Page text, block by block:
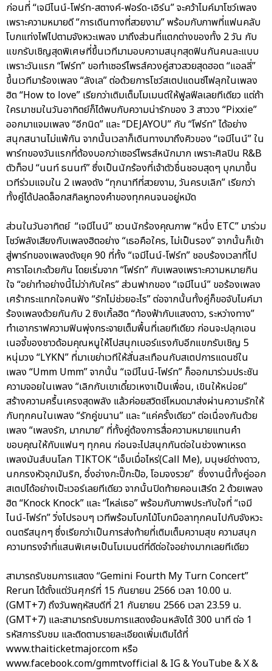
ก่อนที่ “เจมีไนน์-โฟร์ท-สตางค์-ฟอร์ด-เอิร์น” จะคว้าไมค์มาโชว์เพลง
เพราะความหมายดี “การเดินทางที่สวยงาม” พร้อมกับภาพที่แฟนคลับ
โบกแท่งไฟไปตามจังหวะเพลง มาถึงส่วนที่แตกต่างของทั้ง 2 วัน กับ
แขกรับเชิญสุดพิเศษที่ขึ้นเวทีมามอบความสนุกสุดฟินกันคนละแบบ
เพราะวันแรก “โฟร์ท” ขอทำเซอร์ไพรส์ควงคู่สาวสวยสุดฮอต “แอลลี่”
ขึ้นเวทีมาร้องเพลง “ลังเล” ต่อด้วยการโชว์สเตปแดนซ์ไฟลุกในเพลง
ฮิต “How to love” เรียกว่าเติมเต็มโมเมนต์ให้ฟูลฟีลเลยทีเดียว แต่ถ้า
ใครมาชมในวันอาทิตย์ก็ได้พบกับความน่ารักของ 3 สาววง “Pixxie”
ออกมาแจมเพลง “อีกนิด” และ “DEJAYOU” กับ “โฟร์ท” ได้อย่าง
สนุกสนานไม่แพ้กัน จากนั้นเวลาก็เดินทางมาถึงคิวของ “เจมีไนน์” ใน
พาร์ทของวันแรกที่ต้องบอกว่าเซอร์ไพรส์หนักมาก เพราะศิลปิน R&B
ตัวท็อป “นนท์ ธนนท์” ซึ่งเป็นนักร้องที่เจ้าตัวชื่นชอบสุดๆ บุกมาขึ้น
เวทีร่วมแจมใน 2 เพลงดัง “ทุกนาทีที่สวยงาม, วันครบเลิก” เรียกว่า
ทั้งคู่ได้ปลดล็อกสกิลหูทองคำของทุกคนจนอยู่หมัด
ส่วนในวันอาทิตย์ “เจมีไนน์” ชวนนักร้องคุณภาพ “หนึ่ง ETC” มาร่วม
โชว์พลังเสียงกับเพลงฮิตอย่าง “เธอคือใคร, ไม่เป็นรอง” จากนั้นก็เข้า
สู่พาร์ทของเพลงดังยุค 90 ที่ทั้ง “เจมีไนน์-โฟร์ท” ชอบร้องเวลาที่ไป
คาราโอเกะด้วยกัน โดยเริ่มจาก “โฟร์ท” กับเพลงเพราะความหมายกิน
ใจ “อย่าทำอย่างนี้ไม่ว่ากับใคร” ส่วนฟากของ “เจมีไนน์” ขอร้องเพลง
เศร้ากระแทกใจคนฟัง “รักไม่ช่วยอะไร” ต่อจากนั้นทั้งคู่ก็ขอจับไมค์มา
ร้องเพลงด้วยกันกับ 2 ซิงเกิ้ลฮิต “ท้องฟ้ากับแสงดาว, ระหว่างทาง”
ทำเอากราฟความฟินพุ่งกระจายเต็มพื้นที่เลยทีเดียว ก่อนจะปลุกเอน
เนอจี้ของชาวด้อมคุณหนูให้ไปสนุกเบอร์แรงกับอีกแขกรับเชิญ 5
หนุ่มวง “LYKN” ที่มาเขย่าเวทีให้สั่นสะเทือนกับสเตปการแดนซ์ใน
เพลง “Umm Umm” จากนั้น “เจมีไนน์-โฟร์ท” ก็ออกมาร่วมประชัน
ความจอยในเพลง “เลิกกับเขาเดี๋ยวเหงาเป็นเพื่อน, เขินให้หน่อย”
สร้างความครื้นเครงสุดพลัง แล้วค่อยสวิตช์โหมดมาส่งผ่านความรักให้
กับทุกคนในเพลง “รักคู่ขนาน” และ “แค่ครั้งเดียว” ต่อเนื่องกันด้วย
เพลง “เพลงรัก, มากมาย” ที่ทั้งคู่ต้องการสื่อความหมายแทนคำ
ขอบคุณให้กับแฟนๆ ทุกคน ก่อนจะไปสนุกกันต่อในช่วงพาเหรด
เพลงมันส์บนโลก TIKTOK “เจ็บเมื่อไหร่(Call Me), มนุษย์ต่างดาว,
นกกรงหัวจุกมันริก, อึ่งอ่างกะปี๊กะป๊อ, โอมจงรวย” ซึ่งงานนี้ทั้งคู่ออก
สเตปได้อย่างเป๊ะเวอร์เลยทีเดียว จากนั้นปิดท้ายคอนเสิร์ต 2 ด้วยเพลง
ฮิต “Knock Knock” และ “ไหล่เธอ” พร้อมกับภาพประทับใจที่ “เจมี
ไนน์-โฟร์ท” วิ่งไปรอบๆ เวทีพร้อมโบกไม้โบกมือลาทุกคนไปกับจังหวะ
ดนตรีสนุกๆ ซึ่งเรียกว่าเป็นการส่งท้ายที่เติมเต็มความสุข ความสนุก
ความทรงจำที่แสนพิเศษเป็นโมเมนต์ที่ดีต่อใจอย่างมากเลยทีเดียว
สามารถรับชมการแสดง “Gemini Fourth My Turn Concert”
Rerun ได้ตั้งแต่วันศุกร์ที่ 15 กันยายน 2566 เวลา 10.00 น.
(GMT+7) ถึงวันพฤหัสบดีที่ 21 กันยายน 2566 เวลา 23.59 น.
(GMT+7) และสามารถรับชมการแสดงย้อนหลังได้ 300 นาที ต่อ 1
รหัสการรับชม และติดตามรายละเอียดเพิ่มเติมได้ที่
www.thaiticketmajor.com หรือ
www.facebook.com/gmmtvofficial & IG & YouTube & X &